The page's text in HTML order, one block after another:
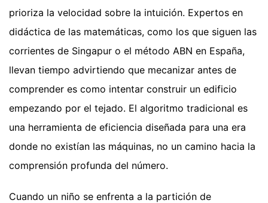
prioriza la velocidad sobre la intuición. Expertos en
didáctica de las matemáticas, como los que siguen las
corrientes de Singapur o el método ABN en España,
llevan tiempo advirtiendo que mecanizar antes de
comprender es como intentar construir un edificio
empezando por el tejado. El algoritmo tradicional es
una herramienta de eficiencia diseñada para una era
donde no existían las máquinas, no un camino hacia la
comprensión profunda del número.
Cuando un niño se enfrenta a la partición de